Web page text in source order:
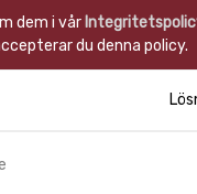
dem i vår
du denna policy.